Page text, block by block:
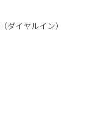
ダイヤルイン）